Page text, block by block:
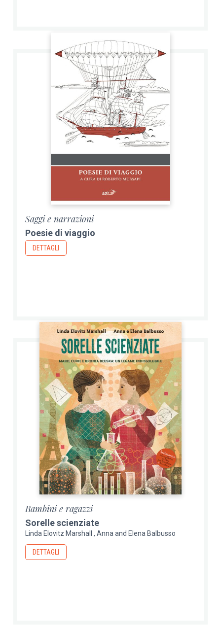
Saggi e narrazioni
Poesie di viaggio
DETTAGLI
Bambini e ragazzi
Sorelle scienziate
Linda Elovitz Marshall Anna and Elena Balbusso
DETTAGLI